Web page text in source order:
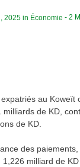
2025in Économie - 2
au
de KD,
de KD.
des
milliard de